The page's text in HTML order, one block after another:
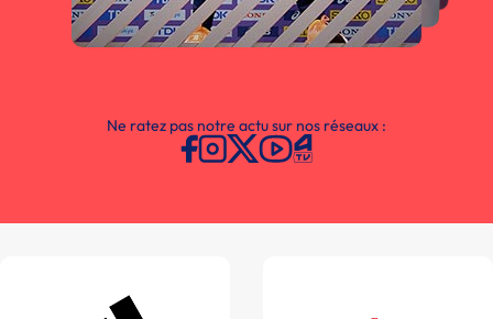
Ne ratez pas notre actu sur nos réseaux :